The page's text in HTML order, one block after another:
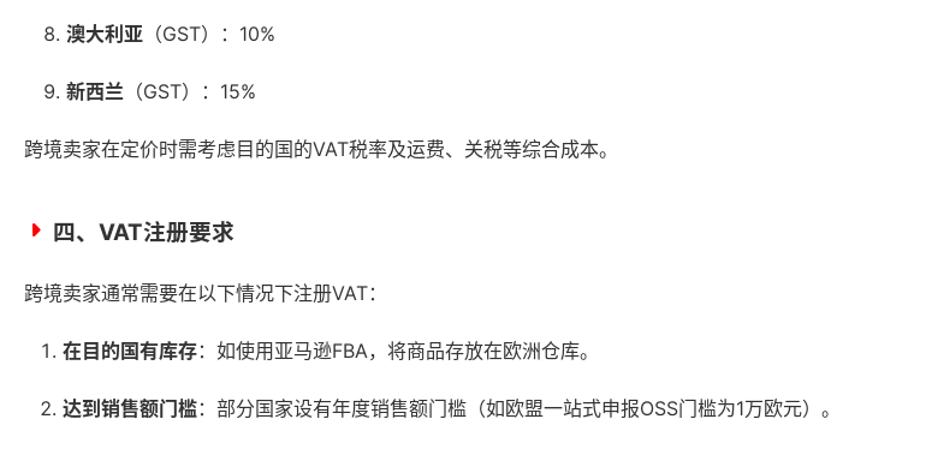
澳大利亚 （GST）：10%
新西兰 （GST）：15%
跨境卖家在定价时需考虑目的国的VAT税率及运费、关税等综合成本。
四、VAT注册要求
跨境卖家通常需要在以下情况下注册VAT：
在目的国有库存：如使用亚马逊FBA，将商品存放在欧洲仓库。
达到销售额门槛：部分国家设有年度销售额门槛（如欧盟一站式申报OSS门槛为1万欧元）。